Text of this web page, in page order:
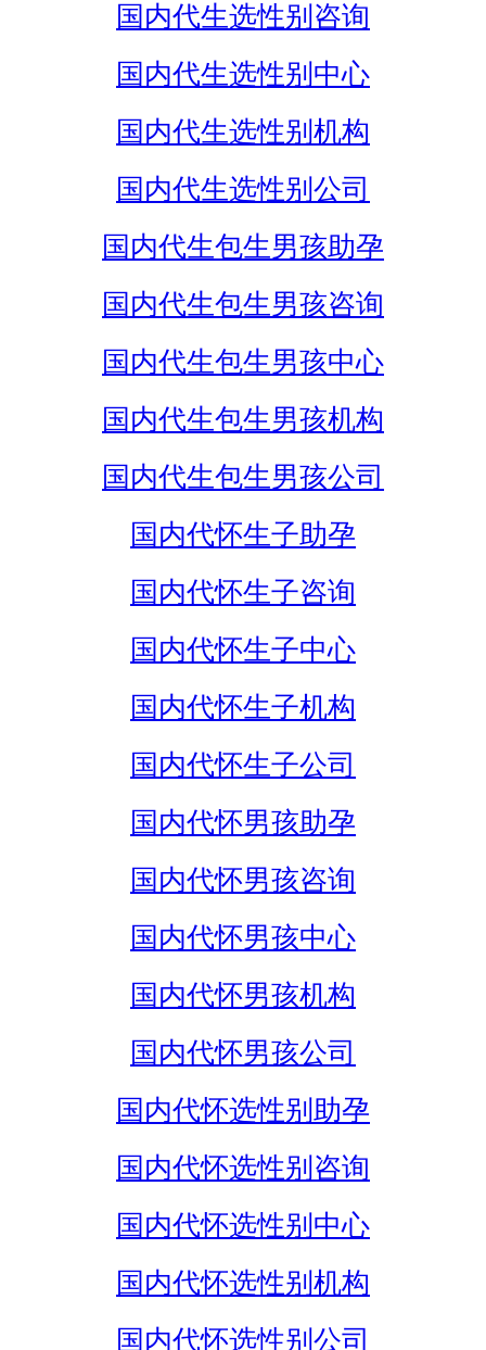
国内代生选性别咨询
国内代生选性别中心
国内代生选性别机构
国内代生选性别公司
国内代生包生男孩助孕
国内代生包生男孩咨询
国内代生包生男孩中心
国内代生包生男孩机构
国内代生包生男孩公司
国内代怀生子助孕
国内代怀生子咨询
国内代怀生子中心
国内代怀生子机构
国内代怀生子公司
国内代怀男孩助孕
国内代怀男孩咨询
国内代怀男孩中心
国内代怀男孩机构
国内代怀男孩公司
国内代怀选性别助孕
国内代怀选性别咨询
国内代怀选性别中心
国内代怀选性别机构
国内代怀选性别公司